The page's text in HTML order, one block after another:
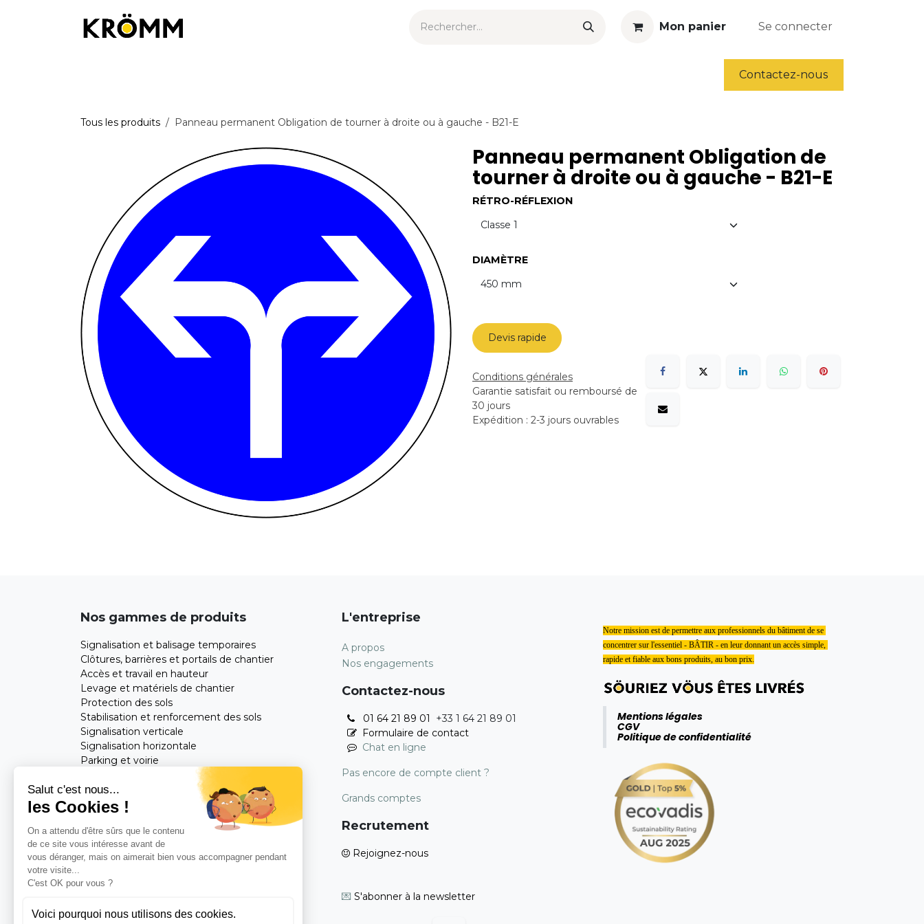
Salut c'est nous...
les Cookies !
On a attendu d'être sûrs que le contenu
de ce site vous intéresse avant de
vous déranger, mais on aimerait bien vous accompagner pendant
votre visite...
C'est OK pour vous ?
Voici pourquoi nous utilisons des cookies.
Mon panier Se connecter
Contactez-nous
Tous les produits Panneau permanent Obligation de tourner à droite ou à gauche - B21-E
Panneau permanent Obligation de
tourner à droite ou à gauche - B21-E
RÉTRO-RÉFLEXION
DIAMÈTRE
Devis rapide
Conditions générales
Garantie satisfait ou remboursé de
30 jours
Expédition : 2-3 jours ouvrables
Nos gammes de produits
Signalisation et balisage temporaires
Clôtures, barrières et portails de chantier
Accès et travail en hauteur
Levage et matériels de chantier
Protection des sols
Stabilisation et renforcement des sols
Signalisation verticale
Signalisation horizontale
Parking et voirie
Feuilletez notre catalogue
Consultez notreBlog
L'entreprise
A propos
Nos engagements
Contactez-nous
01 64 21 89 01 +33 1 64 21 89 01
Formulaire de contact
Chat en ligne
Pas encore de compte client ?
Grands comptes
Recrutement
Rejoignez-nous
💌 S'abonner à la newsletter
Notre mission est de permettre aux professionnels du bâtiment de se
concentrer sur l'essentiel - BÂTIR - en leur donnant un accès simple,
rapide et fiable aux bons produits, au bon prix.
Mentions légales
CGV
Politique de confidentialité